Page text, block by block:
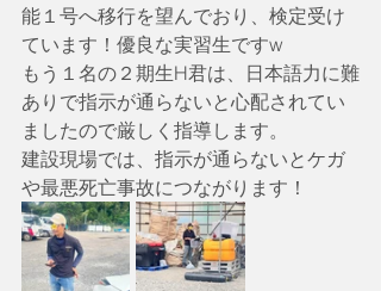
能１号へ移行を望んでおり、検定受け
ています！優良な実習生ですw
もう１名の２期生H君は、日本語力に難
ありで指示が通らないと心配されてい
ましたので厳しく指導します。
建設現場では、指示が通らないとケガ
や最悪死亡事故につながります！